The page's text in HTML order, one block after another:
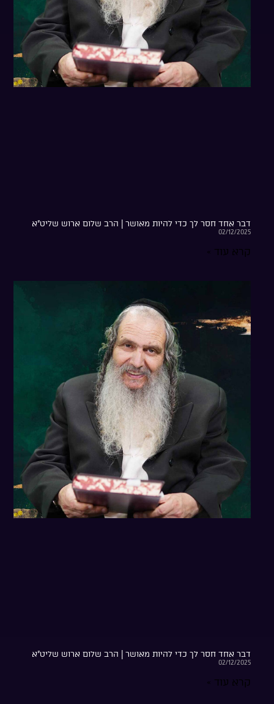
דבר אחד חסר לך כדי להיות מאושר | הרב שלום ארוש שליט”א
02/12/2025
קרא עוד »
דבר אחד חסר לך כדי להיות מאושר | הרב שלום ארוש שליט”א
02/12/2025
קרא עוד »